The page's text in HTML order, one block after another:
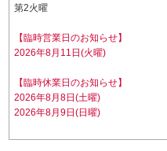
第2火曜
【臨時営業日のお知らせ】
2026年8月11日(火曜)
【臨時休業日のお知らせ】
2026年8月8日(土曜)
2026年8月9日(日曜)